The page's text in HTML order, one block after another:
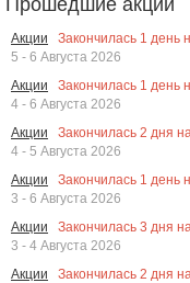
Акции Закончилась 1 день
5 - 6 Августа 2026
Акции
Закончилась 1 день
4 - 6 Августа 2026
Акции
Закончилась 2 дня
4 - 5 Августа 2026
Акции
Закончилась 1 день
3 - 6 Августа 2026
Акции
Закончилась 3 дня
3 - 4 Августа 2026
Акции
Закончилась 2 дня